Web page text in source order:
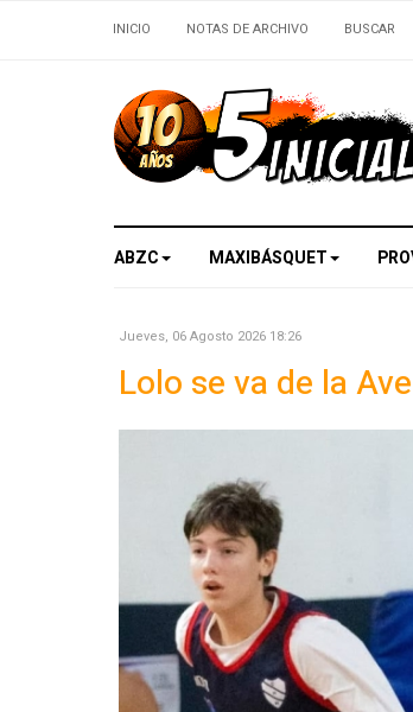
INICIO NOTAS DE ARCHIVO BUSCAR
ABZC MAXIBÁSQUET
Jueves, 06 Agosto 2026 18:26
Lolo se va de la